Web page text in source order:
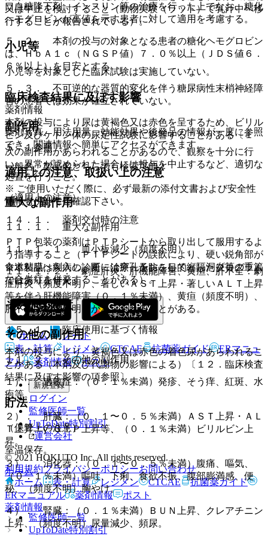
又は中止を検討すること（動物実験（ラット）で乳汁中へ移
行することが報告されている）。
小児等
小児等を対象とした臨床試験は実施していない。
臨床検査結果に及ぼす影響
本剤の投与により尿は黄褐色又は赤色を呈するため、ビリル
ビン及びケトン体の尿定性試験に影響することがある〔１
５．１参照〕。
適用上の注意、取扱い上の注意
（適用上の注意）
１４．１． 薬剤交付時の注意
ＰＴＰ包装の薬剤はＰＴＰシートから取り出して服用するよ
う指導すること（ＰＴＰシートの誤飲により、硬い鋭角部が
食道粘膜へ刺入し、更には穿孔をおこして縦隔洞炎等の重篤
な合併症を併発することがある）。
その他の注意
１５．１． 臨床使用に基づく情報
本剤の投与により、黄褐色又は赤色の着色尿があらわれるこ
とがある（本剤及び代謝物の影響による）〔１２．臨床検査
結果に及ぼす影響の項参照〕。
貯法
（保管上の注意）
室温保存。
ホーム
薬剤情報
口血糖降下剤、インスリン等の治療を行った上でなお、糖化
ヘモグロビンが高値を示す患者に対して適用を考慮する。
５．２． 本剤の投与の対象となる患者の糖化ヘモグロビン
は、ＨｂＡ１ｃ（ＮＧＳＰ値）７．０％以上（ＪＤＳ値６．
６％以上）を目安とする。
５．３． 不可逆的な器質的変化を伴う糖尿病性末梢神経障
害の患者では効果が確立されていない。
副作用
次の副作用があらわれることがあるので、観察を十分に行
い、異常が認められた場合には投与を中止するなど、適切な
処置を行うこと。
重大な副作用
１１．１． 重大な副作用
１１．１．１． 血小板減少（頻度不明）。
１１．１．２． 劇症肝炎、肝機能障害、黄疸、肝不全：劇
症肝炎（頻度不明）、著しいＡＳＴ上昇・著しいＡＬＴ上昇
等を伴う肝機能障害（０．１％未満）、黄疸（頻度不明）、
肝不全（頻度不明）があらわれることがある。
その他の副作用
１１．２． その他の副作用
１）． 過敏症：（０．１％未満）発疹、そう痒、紅斑、水
疱等。
２）． 肝臓：（０．１〜０．５％未満）ＡＳＴ上昇・ＡＬ
Ｔ上昇・γ−ＧＴＰ上昇等、（０．１％未満）ビリルビン上
昇。
３）． 消化器：（０．１〜０．５％未満）腹痛、嘔気、
（０．１％未満）嘔吐、下痢、食欲不振、腹部膨満感、便
秘、（頻度不明）胸やけ。
４）． 腎臓：（０．１％未満）ＢＵＮ上昇、クレアチニン
上昇、（頻度不明）尿量減少、頻尿。
薬剤情報
薬剤写真、用法用量、効能効果や後発品の情報が一度に参照
でき、関連情報へ簡単にアクセスができます。
一般名、製品名どちらでも検索可能！
※ ご使用いただく際に、必ず最新の添付文書および安全性
情報も併せてご確認下さい。
※本製品は疾病の診断・治療・予防を目的としたプログラム
ではありません。
ホーム
ノート
表・計算
レジメン CTCAE 抗菌薬ガイド
ERマニュ
アル
薬剤情報 ポスト
新規登録
ログイン
監修医師一覧
UpToDate特別割引
運営会社
© 2021 HOKUTO Inc. All rights reserved.
利用規約プライバシーポリシーお問い合わせ
ホーム
表・計算 レジメン CTCAE
抗菌薬ガイド
ERマニュアル
薬剤情報 ポスト
監修医師一覧
UpToDate特別割引